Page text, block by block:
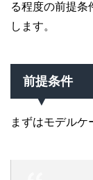
る程度の前提条
します。
前提条件
まずはモデルケ